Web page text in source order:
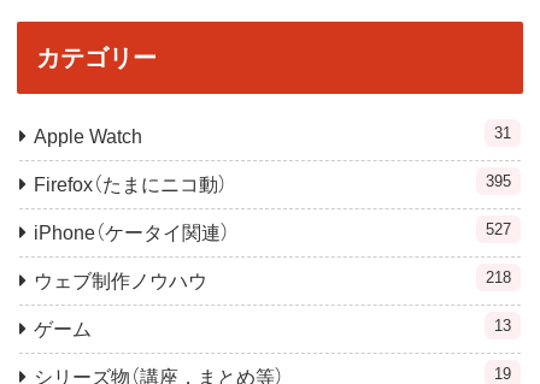
カテゴリー
Apple Watch 31
Firefox（たまにニコ動） 395
iPhone（ケータイ関連） 527
ウェブ制作ノウハウ 218
ゲーム 13
シリーズ物（講座，まとめ等） 19